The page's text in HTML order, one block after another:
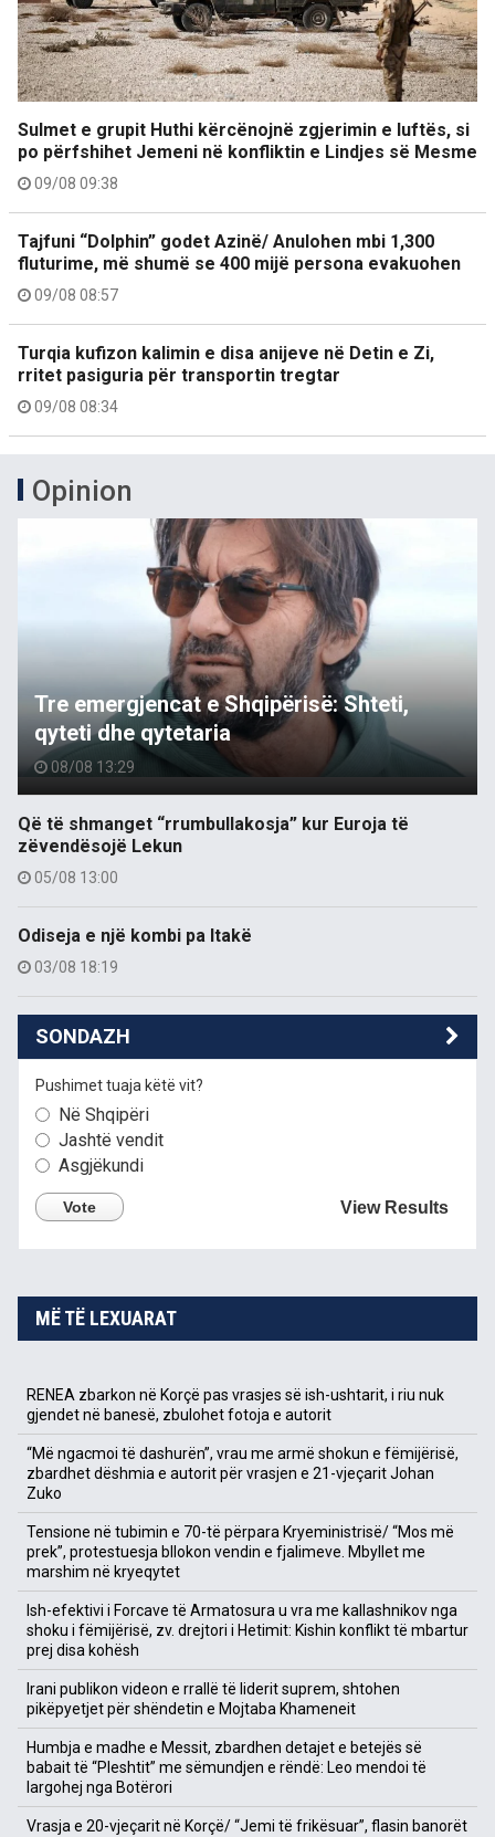
Sulmet e grupit Huthi kërcënojnë zgjerimin e luftës, si
po përfshihet Jemeni në konfliktin e Lindjes së Mesme
09/08 09:38
Tajfuni “Dolphin” godet Azinë/ Anulohen mbi 1,300
fluturime, më shumë se 400 mijë persona evakuohen
09/08 08:57
Turqia kufizon kalimin e disa anijeve në Detin e Zi,
rritet pasiguria për transportin tregtar
09/08 08:34
Opinion
Tre emergjencat e Shqipërisë: Shteti,
qyteti dhe qytetaria
08/08 13:29
Që të shmanget “rrumbullakosja” kur Euroja të
zëvendësojë Lekun
05/08 13:00
Odiseja e një kombi pa Itakë
03/08 18:19
SONDAZH
Pushimet tuaja këtë vit?
Në Shqipëri
Jashtë vendit
Asgjëkundi
Vote View Results
MË TË LEXUARAT
RENEA zbarkon në Korçë pas vrasjes së ish-ushtarit, i riu nuk
gjendet në banesë, zbulohet fotoja e autorit
“Më ngacmoi të dashurën”, vrau me armë shokun e fëmijërisë,
zbardhet dëshmia e autorit për vrasjen e 21-vjeçarit Johan
Zuko
Tensione në tubimin e 70-të përpara Kryeministrisë/ “Mos më
prek”, protestuesja bllokon vendin e fjalimeve. Mbyllet me
marshim në kryeqytet
Ish-efektivi i Forcave të Armatosura u vra me kallashnikov nga
shoku i fëmijërisë, zv. drejtori i Hetimit: Kishin konflikt të mbartur
prej disa kohësh
Irani publikon videon e rrallë të liderit suprem, shtohen
pikëpyetjet për shëndetin e Mojtaba Khameneit
Humbja e madhe e Messit, zbardhen detajet e betejës së
babait të “Pleshtit” me sëmundjen e rëndë: Leo mendoi të
largohej nga Botërori
Vrasja e 20-vjeçarit në Korçë/ “Jemi të frikësuar”, flasin banorët